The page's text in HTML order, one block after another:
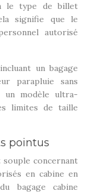
le type de billet
signifie que le
autorisé
un bagage
parapluie sans
un modèle ultra-
limites de taille
pointus
souple concernant
en cabine en
bagage cabine